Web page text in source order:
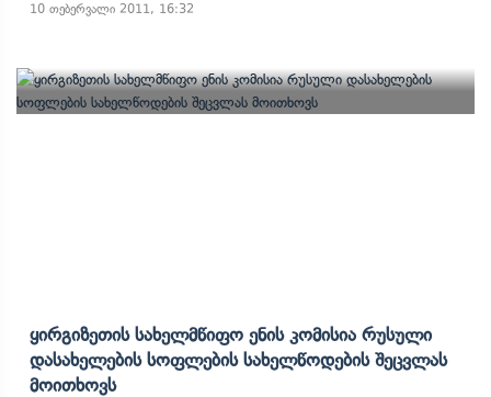
10 თებერვალი 2011, 16:32
Ყირგიზეთის Სახელმწიფო Ენის Კომისია Რუსული
Დასახელების Სოფლების Სახელწოდების Შეცვლას
Მოითხოვს